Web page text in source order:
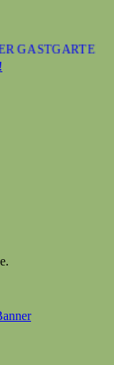
GASTGARTEN